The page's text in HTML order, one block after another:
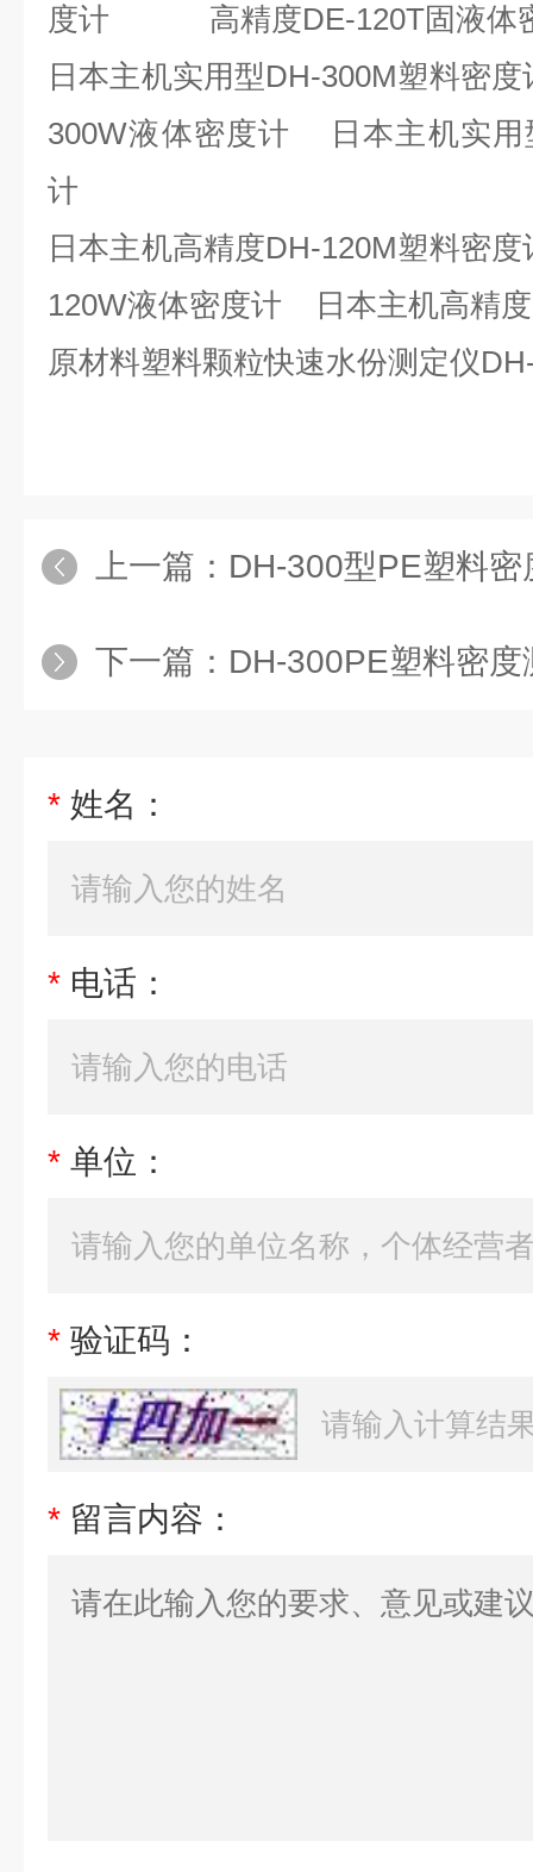
度计 高精度DE-120T固液体
日本主机实用型DH-300M塑料密
300W液体密度计 日本主机实用
计
日本主机高精度DH-120M塑料密
120W液体密度计 日本主机高精
原材料塑料颗粒快速水份测定仪
上一篇： DH-300型PE塑料密
下一篇： DH-300PE塑料密度
* 姓名：
* 电话：
* 单位：
* 验证码：
* 留言内容：